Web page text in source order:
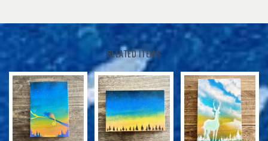
RELATED ITEMS